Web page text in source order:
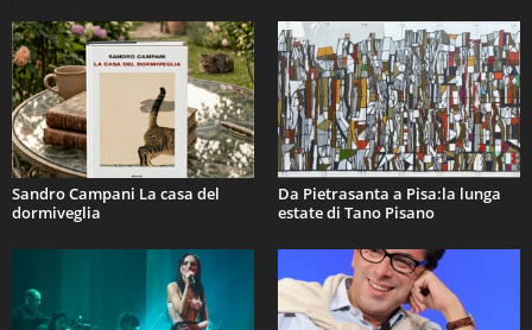
Sandro Campani La casa del
dormiveglia
Da Pietrasanta a Pisa:la lunga
estate di Tano Pisano